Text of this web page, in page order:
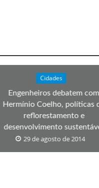
Cidades
Engenheiros debatem com
Hermínio Coelho, políticas
reflorestamento e
desenvolvimento
29 de agosto de 2014